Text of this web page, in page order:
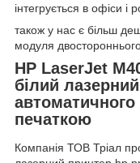
інтегрується в офіси і
також у нас є більш
модуля
HP LaserJet
білий
печаткою
Компанія ТОВ Тріал